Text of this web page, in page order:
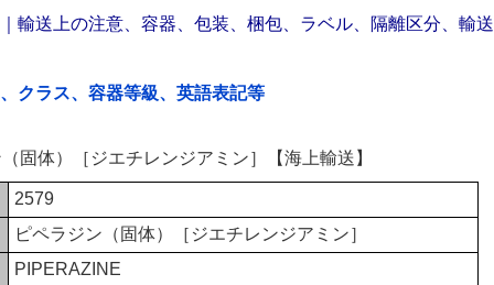
輸送上の注意、容器、包装、梱包、ラベル、隔離区分、輸送
クラス、容器等級、英語表記等
固体）［ジエチレンジアミン］【海上輸送】
2579
ピペラジン（固体）［ジエチレンジアミン］
PIPERAZINE